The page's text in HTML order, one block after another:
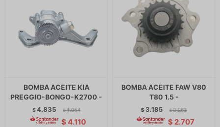
BOMBA ACEITE KIA
PREGGIO-BONGO-K2700 -
$4.835 $ 4.954
$ 4.110
BOMBA ACEITE FAW V80
T80 1.5 -
$ 3.185 $ 3.263
$ 2.707